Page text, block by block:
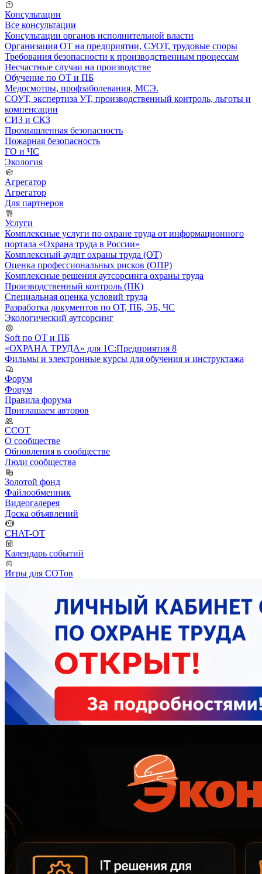
Консультации
Все консультации
Консультации органов исполнительной власти
Организация ОТ на предприятии, СУОТ, трудовые споры
Требования безопасности к производственным процессам
Несчастные случаи на производстве
Обучение по ОТ и ПБ
Медосмотры, профзаболевания, МСЭ.
СОУТ, экспертиза УТ, производственный контроль, льготы и
компенсации
СИЗ и СКЗ
Промышленная безопасность
Пожарная безопасность
ГО и ЧС
Экология
Агрегатор
Агрегатор
Для партнеров
Услуги
Комплексные услуги по охране труда от информационного
портала «Охрана труда в России»
Комплексный аудит охраны труда (ОТ)
Оценка профессиональных рисков (ОПР)
Комплексные решения аутсорсинга охраны труда
Производственный контроль (ПК)
Специальная оценка условий труда
Разработка документов по ОТ, ПБ, ЭБ, ЧС
Экологический аутсорсинг
Soft по ОТ и ПБ
«ОХРАНА ТРУДА» для 1С:Предприятия 8
Фильмы и электронные курсы для обучения и инструктажа
Форум
Форум
Правила форума
Приглашаем авторов
ССОТ
О сообществе
Обновления в сообществе
Люди сообщества
Золотой фонд
Файлообменник
Видеогалерея
Доска объявлений
CHAT-OT
Календарь событий
Игры для СОТов